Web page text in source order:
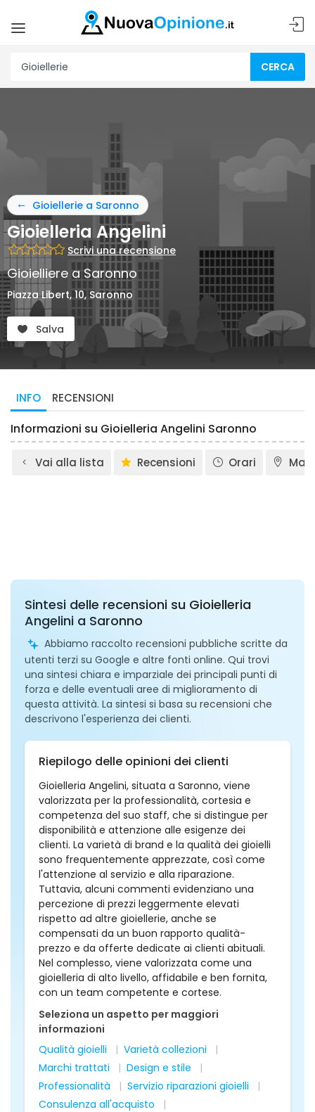
CERCA
Gioiellerie a Saronno
Gioielleria Angelini
Scrivi una recensione
Gioielliere a Saronno
Piazza Libert, 10, Saronno
Salva
INFO RECENSIONI
Informazioni su Gioielleria Angelini Saronno
Vai alla lista Recensioni Orari
Sintesi delle recensioni su Gioielleria
Angelini a Saronno
Abbiamo raccolto recensioni pubbliche scritte da
utenti terzi su Google e altre fonti online. Qui trovi
una sintesi chiara e imparziale dei principali punti di
forza e delle eventuali aree di miglioramento di
questa attività. La sintesi si basa su recensioni che
descrivono l'esperienza dei clienti.
Riepilogo delle opinioni dei clienti
Gioielleria Angelini, situata a Saronno, viene
valorizzata per la professionalità, cortesia e
competenza del suo staff, che si distingue per
disponibilità e attenzione alle esigenze dei
clienti. La varietà di brand e la qualità dei gioielli
sono frequentemente apprezzate, così come
l'attenzione al servizio e alla riparazione.
Tuttavia, alcuni commenti evidenziano una
percezione di prezzi leggermente elevati
rispetto ad altre gioiellerie, anche se
compensati da un buon rapporto qualità-
prezzo e da offerte dedicate ai clienti abituali.
Nel complesso, viene valorizzata come una
gioielleria di alto livello, affidabile e ben fornita,
con un team competente e cortese.
Seleziona un aspetto per maggiori
informazioni
Qualità gioielli
Varietà collezioni
Marchi trattati
Design e stile
Professionalità
Servizio riparazioni gioielli
Consulenza all'acquisto